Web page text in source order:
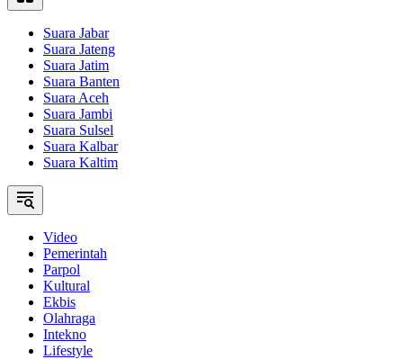
Suara Jabar
Suara Jateng
Suara Jatim
Suara Banten
Suara Aceh
Suara Jambi
Suara Sulsel
Suara Kalbar
Suara Kaltim
Video
Pemerintah
Parpol
Kultural
Ekbis
Olahraga
Intekno
Lifestyle